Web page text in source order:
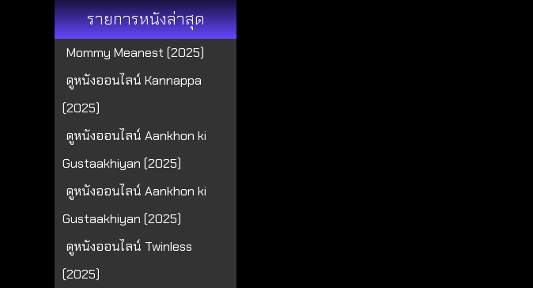
รายการหนังล่าสุด
Mommy Meanest (2025)
ดูหนังออนไลน์ Kannappa
(2025)
ดูหนังออนไลน์ Aankhon ki
Gustaakhiyan (2025)
ดูหนังออนไลน์ Aankhon ki
Gustaakhiyan (2025)
ดูหนังออนไลน์ Twinless
(2025)